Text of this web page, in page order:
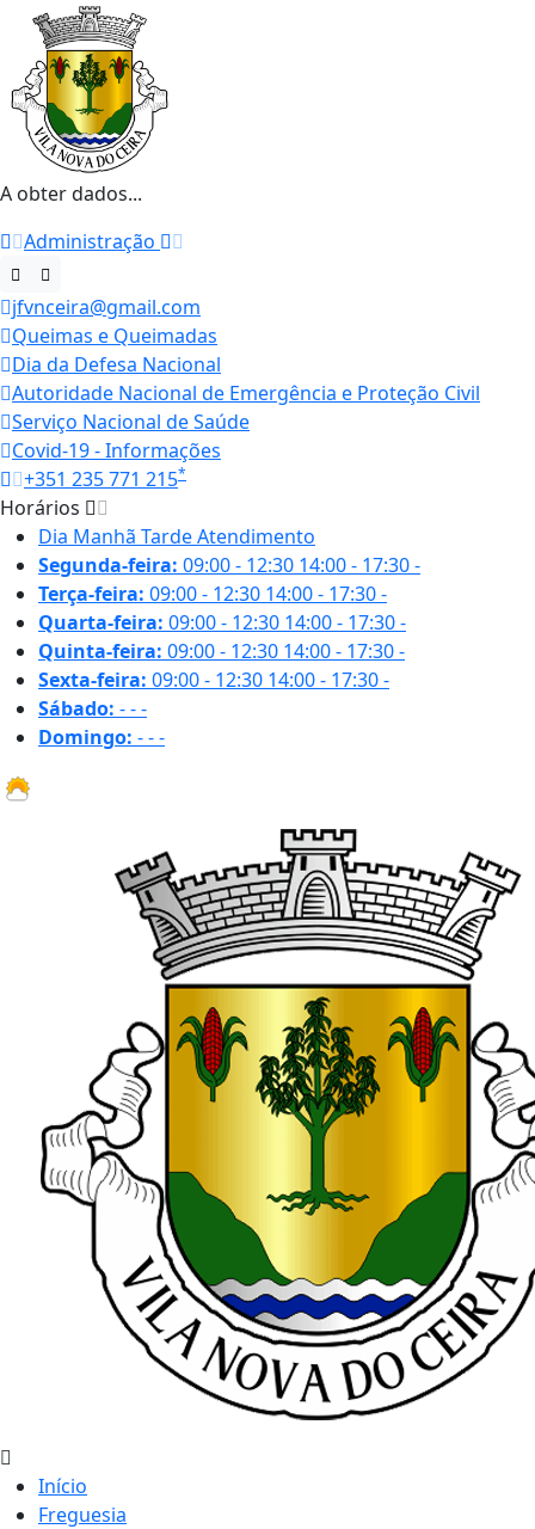
A obter dados...
Administração
jfvnceira@gmail.com
Queimas e Queimadas
Dia da Defesa Nacional
Autoridade Nacional de Emergência e Proteção Civil
Serviço Nacional de Saúde
Covid-19 - Informações
+351 235 771 215*
Horários
Dia Manhã TardeAtendimento
Segunda-feira: 09:00 - 12:30 14:00 - 17:30-
Terça-feira: 09:00 - 12:30 14:00 - 17:30-
Quarta-feira: 09:00 - 12:30 14:00 - 17:30-
Quinta-feira: 09:00 - 12:30 14:00 - 17:30-
Sexta-feira: 09:00 - 12:30 14:00 - 17:30-
Sábado: ---
Domingo: ---
Início
Freguesia